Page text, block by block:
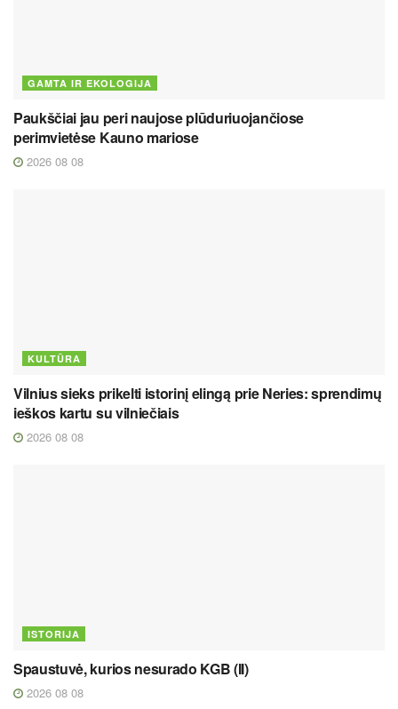
GAMTA IR EKOLOGIJA
Paukščiai jau peri naujose plūduriuojančiose
perimvietėse Kauno mariose
2026 08 08
KULTŪRA
Vilnius sieks prikelti istorinį elingą prie Neries: sprendimų
ieškos kartu su vilniečiais
2026 08 08
ISTORIJA
Spaustuvė, kurios nesurado KGB (II)
2026 08 08